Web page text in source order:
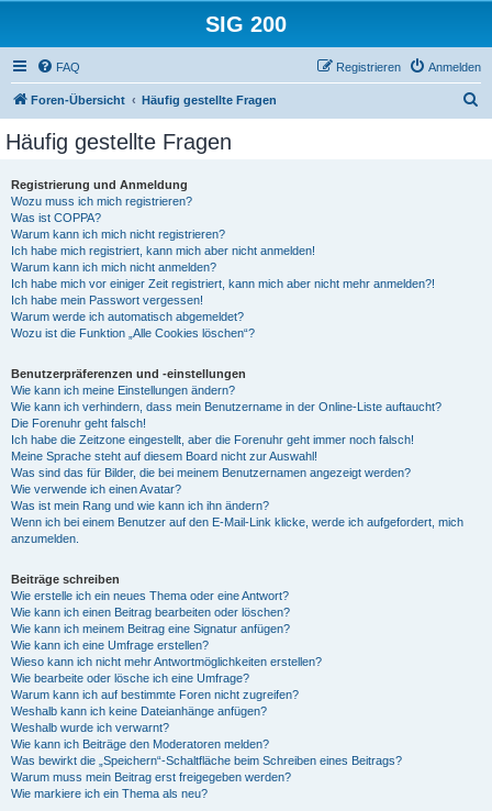
SIG 200
FAQ Anmelden
Registrieren
Foren-Übersicht Häufig gestellte Fragen
Häufig gestellte Fragen
Registrierung und Anmeldung
Wozu muss ich mich registrieren?
Was ist COPPA?
Warum kann ich mich nicht registrieren?
Ich habe mich registriert, kann mich aber nicht anmelden!
Warum kann ich mich nicht anmelden?
Ich habe mich vor einiger Zeit registriert, kann mich aber nicht mehr anmelden?!
Ich habe mein Passwort vergessen!
Warum werde ich automatisch abgemeldet?
Wozu ist die Funktion „Alle Cookies löschen“?
Benutzerpräferenzen und -einstellungen
Wie kann ich meine Einstellungen ändern?
Wie kann ich verhindern, dass mein Benutzername in der Online-Liste auftaucht?
Die Forenuhr geht falsch!
Ich habe die Zeitzone eingestellt, aber die Forenuhr geht immer noch falsch!
Meine Sprache steht auf diesem Board nicht zur Auswahl!
Was sind das für Bilder, die bei meinem Benutzernamen angezeigt werden?
Wie verwende ich einen Avatar?
Was ist mein Rang und wie kann ich ihn ändern?
Wenn ich bei einem Benutzer auf den E-Mail-Link klicke, werde ich aufgefordert, mich
anzumelden.
Beiträge schreiben
Wie erstelle ich ein neues Thema oder eine Antwort?
Wie kann ich einen Beitrag bearbeiten oder löschen?
Wie kann ich meinem Beitrag eine Signatur anfügen?
Wie kann ich eine Umfrage erstellen?
Wieso kann ich nicht mehr Antwortmöglichkeiten erstellen?
Wie bearbeite oder lösche ich eine Umfrage?
Warum kann ich auf bestimmte Foren nicht zugreifen?
Weshalb kann ich keine Dateianhänge anfügen?
Weshalb wurde ich verwarnt?
Wie kann ich Beiträge den Moderatoren melden?
Was bewirkt die „Speichern“-Schaltfläche beim Schreiben eines Beitrags?
Warum muss mein Beitrag erst freigegeben werden?
Wie markiere ich ein Thema als neu?